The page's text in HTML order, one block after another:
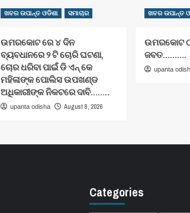
ଖବର ଉପାନ୍ତ ଓଡିଶା ସମାଚାର
ଉମରକୋଟ ରେ ୪ ଦିନ
ବ୍ୟବଧାନରେ ୨ ଟି ଚୋରି ଘଟଣା,
ଚୋର ଧରିବା ପାଇଁ ଡି ଏନ୍ କେ
ମହିଳାଙ୍କ ପୋଲିସ ଉପଖଣ୍ଡ
ଅଧିକାରୀଙ୍କ ନିକଟରେ ଦାବି……..
upanta odisha August 8, 2026
ଖବର ଉପାନ୍ତ
ଉମରକୋଟ
ଜବତ……….
upanta
Categories